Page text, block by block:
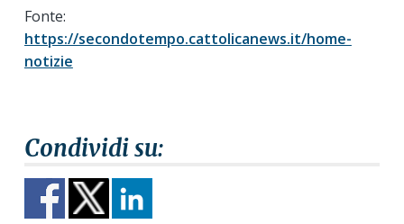
Fonte:
https://secondotempo.cattolicanews.it/home-
notizie